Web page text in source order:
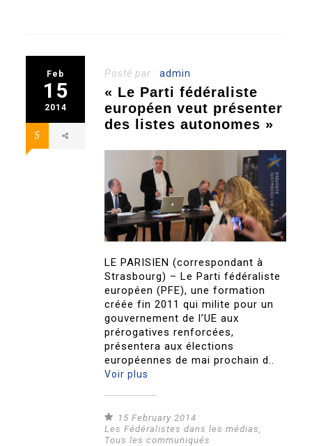
Feb
15
2014
5
Posté par :admin
« Le Parti fédéraliste
européen veut présenter
des listes autonomes »
LE PARISIEN (correspondant à
Strasbourg) – Le Parti fédéraliste
européen (PFE), une formation
créée fin 2011 qui milite pour un
gouvernement de l’UE aux
prérogatives renforcées,
présentera aux élections
européennes de mai prochain d..
Voir plus
15 February 2014
Les Fédéralistes dans les médias
Tous les communiqués